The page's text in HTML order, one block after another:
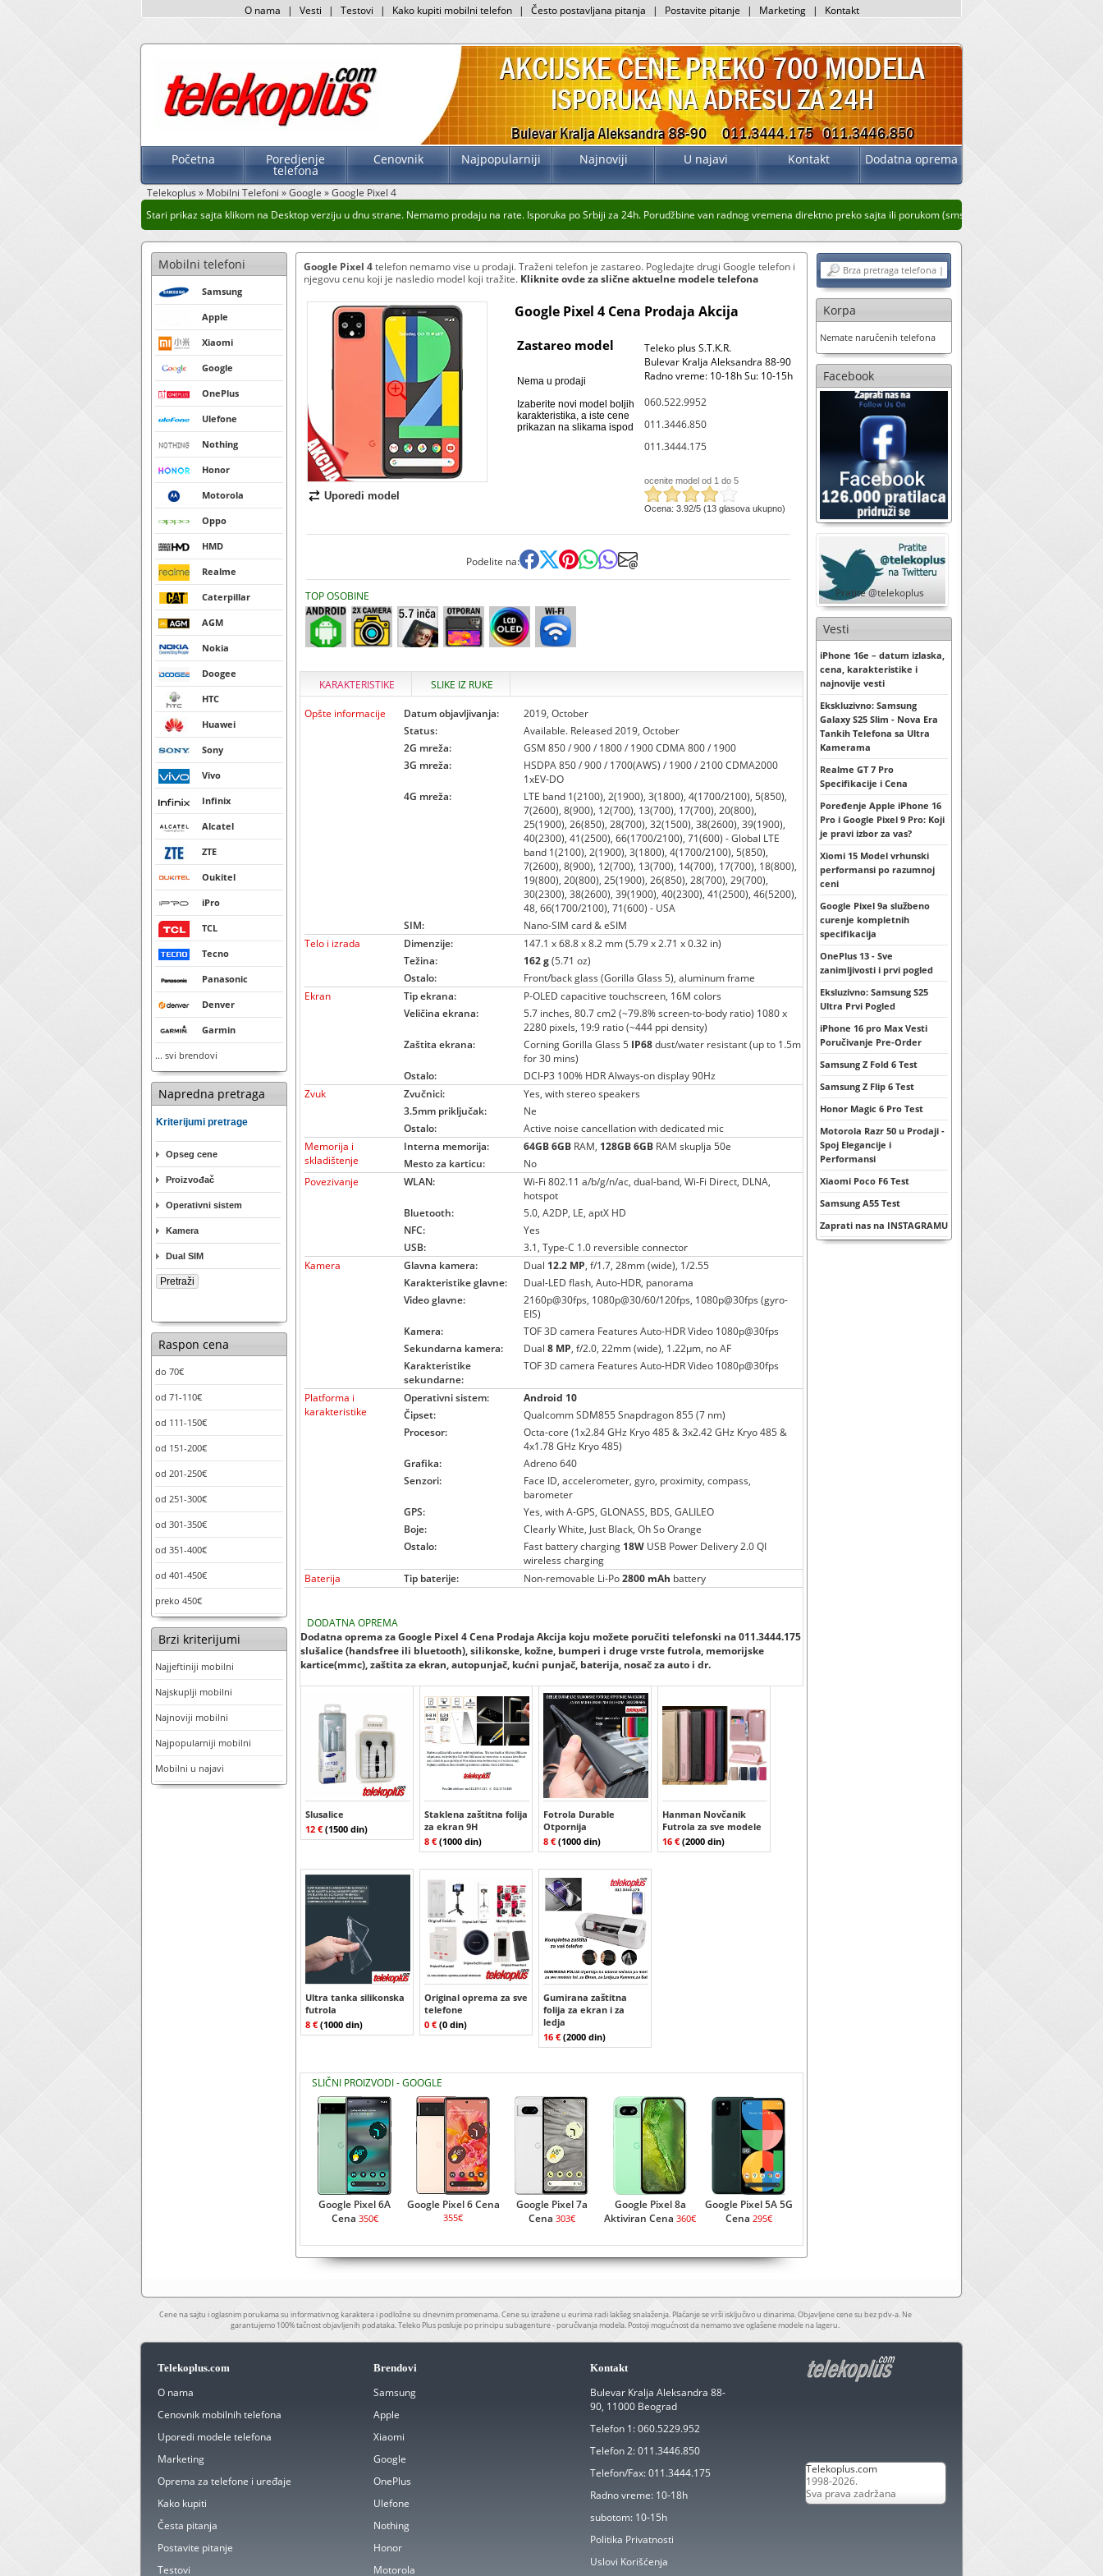
O nama | Vesti | Testovi | Kako kupiti mobilni telefon | Često postavljana pitanja | Postavite pitanje | Marketing | Kontakt
Početna Poredjenje
telefona
Cenovnik Najpopularniji Najnoviji U najavi Kontakt Dodatna oprema
Telekoplus» Mobilni Telefoni »Google »Google Pixel 4
Stari prikaz sajta klikom na Desktop verziju u dnu strane. Nemamo prodaju na rate. Isporuka po Srbiji za 24h. Porudžbine van radnog vremena direktno preko sajta ili porukom (sms, whatsup, viber)
Mobilni telefoni
Samsung
Apple
Xiaomi
Google
OnePlus
Ulefone
Nothing
Honor
Motorola
Oppo
HMD
Realme
Caterpillar
AGM
Nokia
Doogee
HTC
Huawei
Sony
Vivo
Infinix
Alcatel
ZTE
Oukitel
iPro
TCL
Tecno
Panasonic
Denver
Garmin
... svi brendovi
Napredna pretraga
Kriterijumi pretrage
Opseg cene
Proizvođač
Operativni sistem
Kamera
Dual SIM
Raspon cena
do 70€
od 71-110€
od 111-150€
od 151-200€
od 201-250€
od 251-300€
od 301-350€
od 351-400€
od 401-450€
preko 450€
Brzi kriterijumi
Najjeftiniji mobilni
Najskuplji mobilni
Najnoviji mobilni
Najpopularniji mobilni
Mobilni u najavi
Google Pixel 4telefon nemamo vise u prodaji. Traženi telefon je zastareo. Pogledajte drugi Google telefon i
njegovu cenu koji je nasledio model koji tražite. Kliknite ovde za slične aktuelne modele telefona
Uporedi model
Google Pixel 4 Cena Prodaja Akcija
Zastareo model
Nema u prodaji
Izaberite novi model boljih
karakteristika, a iste cene
prikazan na slikama ispod
Teleko plus S.T.K.R.
Bulevar Kralja Aleksandra 88-90
Radno vreme: 10-18h Su: 10-15h
060.522.9952
011.3446.850
011.3444.175
ocenite model od 1 do 5
Ocena: 3.92/5 (13 glasova ukupno)
Podelite na:
TOP OSOBINE
KARAKTERISTIKE SLIKE IZ RUKE
Opšte informacije Datum objavljivanja:
2019, October
Status:
Available. Released 2019, October
2G mreža:
GSM 850 / 900 / 1800 / 1900 CDMA 800 / 1900
3G mreža:
HSDPA 850 / 900 / 1700(AWS) / 1900 / 2100 CDMA2000
1xEV-DO
4G mreža:
LTE band 1(2100), 2(1900), 3(1800), 4(1700/2100), 5(850),
7(2600), 8(900), 12(700), 13(700), 17(700), 20(800),
25(1900), 26(850), 28(700), 32(1500), 38(2600), 39(1900),
40(2300), 41(2500), 66(1700/2100), 71(600) - Global LTE
band 1(2100), 2(1900), 3(1800), 4(1700/2100), 5(850),
7(2600), 8(900), 12(700), 13(700), 14(700), 17(700), 18(800),
19(800), 20(800), 25(1900), 26(850), 28(700), 29(700),
30(2300), 38(2600), 39(1900), 40(2300), 41(2500), 46(5200),
48, 66(1700/2100), 71(600) - USA
SIM:
Nano-SIM card & eSIM
Telo i izrada
Dimenzije:
147.1 x 68.8 x 8.2 mm (5.79 x 2.71 x 0.32 in)
Težina:
162 g(5.71 oz)
Ostalo:
Front/back glass (Gorilla Glass 5), aluminum frame
Ekran
Tip ekrana:
P-OLED capacitive touchscreen, 16M colors
Veličina ekrana:
5.7 inches, 80.7 cm2 (~79.8% screen-to-body ratio) 1080 x
2280 pixels, 19:9 ratio (~444 ppi density)
Zaštita ekrana:
Corning Gorilla Glass 5 IP68dust/water resistant (up to 1.5m
for 30 mins)
Ostalo:
DCI-P3 100% HDR Always-on display 90Hz
Zvuk
Zvučnici:
Yes, with stereo speakers
3.5mm priključak:
Ne
Ostalo:
Active noise cancellation with dedicated mic
Memorija i
skladištenje
Interna memorija: 64GB6GB RAM, 128GB6GB RAM skuplja 50e
Mesto za karticu:
No
Povezivanje
WLAN:
Wi-Fi 802.11 a/b/g/n/ac, dual-band, Wi-Fi Direct, DLNA,
hotspot
Bluetooth:
5.0, A2DP, LE, aptX HD
NFC:
Yes
USB:
3.1, Type-C 1.0 reversible connector
Kamera
Glavna kamera: Dual 12.2 MP, f/1.7, 28mm (wide), 1/2.55
Karakteristike glavne:
Dual-LED flash, Auto-HDR, panorama
Video glavne:
2160p@30fps, 1080p@30/60/120fps, 1080p@30fps (gyro-
EIS)
Kamera:
TOF 3D camera Features Auto-HDR Video 1080p@30fps
Sekundarna kamera:
Dual8 MP, f/2.0, 22mm (wide), 1.22µm, no AF
Karakteristike
sekundarne:
TOF 3D camera Features Auto-HDR Video 1080p@30fps
Platforma i
karakteristike
Operativni sistem:
Android 10
Čipset:
Qualcomm SDM855 Snapdragon 855 (7 nm)
Procesor:
Octa-core (1x2.84 GHz Kryo 485 & 3x2.42 GHz Kryo 485 &
4x1.78 GHz Kryo 485)
Grafika:
Adreno 640
Senzori:
Face ID, accelerometer, gyro, proximity, compass,
barometer
GPS:
Yes, with A-GPS, GLONASS, BDS, GALILEO
Boje:
Clearly White, Just Black, Oh So Orange
Ostalo:
Fast battery charging 18W USB Power Delivery 2.0 QI
wireless charging
Baterija
Tip baterije: Non-removable Li-Po2800 mAh battery
DODATNA OPREMA
Dodatna oprema za Google Pixel 4 Cena Prodaja Akcija koju možete poručiti telefonski na 011.3444.175
slušalice (handsfree ili bluetooth), silikonske, kožne, bumperi i druge vrste futrola, memorijske
kartice(mmc), zaštita za ekran, autopunjač, kućni punjač, baterija, nosač za auto i dr.
Slusalice
12 € (1500 din)
Staklena zaštitna folija
za ekran 9H
8 € (1000 din)
Fotrola Durable
Otpornija
8 € (1000 din)
Hanman Novčanik
Futrola za sve modele
16 € (2000 din)
Ultra tanka silikonska
futrola
8 € (1000 din)
Original oprema za sve
telefone
0 € (0 din)
Gumirana zaštitna
folija za ekran i za
ledja
16 € (2000 din)
SLIČNI PROIZVODI - GOOGLE
Google Pixel 6A
Cena 350€
Google Pixel 6 Cena
355€
Google Pixel 7a
Cena 303€
Google Pixel 8a
Aktiviran Cena 360€
Google Pixel 5A 5G
Cena 295€
Korpa
Nemate naručenih telefona
Facebook
Pratite @telekoplus
Vesti
iPhone 16e – datum izlaska,
cena, karakteristike i
najnovije vesti
Ekskluzivno: Samsung
Galaxy S25 Slim - Nova Era
Tankih Telefona sa Ultra
Kamerama
Realme GT 7 Pro
Specifikacije i Cena
Poređenje Apple iPhone 16
Pro i Google Pixel 9 Pro: Koji
je pravi izbor za vas?
Xiomi 15 Model vrhunski
performansi po razumnoj
ceni
Google Pixel 9a službeno
curenje kompletnih
specifikacija
OnePlus 13 - Sve
zanimljivosti i prvi pogled
Eksluzivno: Samsung S25
Ultra Prvi Pogled
iPhone 16 pro Max Vesti
Poručivanje Pre-Order
Samsung Z Fold 6 Test
Samsung Z Flip 6 Test
Honor Magic 6 Pro Test
Motorola Razr 50 u Prodaji -
Spoj Elegancije i
Performansi
Xiaomi Poco F6 Test
Samsung A55 Test
Zaprati nas na INSTAGRAMU
Cene na sajtu i oglasnim porukama su informativnog karaktera i podložne su dnevnim promenama. Cene su izražene u eurima radi lakšeg snalaženja. Plaćanje se vrši isključivo u dinarima. Objavljene cene su bez pdv-a. Ne
garantujemo 100% tačnost objavljenih podataka. Teleko Plus posluje po principu subagenture - poručivanja modela. Postoji mogućnost da nemamo sve oglašene modele na lageru.
Telekoplus.com
O nama
Cenovnik mobilnih telefona
Uporedi modele telefona
Marketing
Oprema za telefone i uređaje
Kako kupiti
Česta pitanja
Postavite pitanje
Testovi
Brendovi
Samsung
Apple
Xiaomi
Google
OnePlus
Ulefone
Nothing
Honor
Motorola
Kontakt
Bulevar Kralja Aleksandra 88-
90, 11000 Beograd
Telefon 1:060.5229.952
Telefon 2:011.3446.850
Telefon/Fax:011.3444.175
Radno vreme: 10-18h
subotom: 10-15h
Politika Privatnosti
Uslovi Korišćenja
Telekoplus.com
1998-2026.
Sva prava zadržana